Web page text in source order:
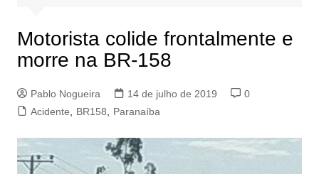
Motorista colide frontalmente e
morre na BR-158
Pablo Nogueira 14 de julho de 2019
0
Acidente
BR158 Paranaíba